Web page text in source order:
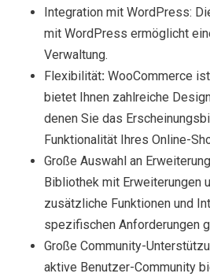
Integration mit WordPress:
mit WordPress ermöglicht
Verwaltung.
Flexibilität: WooCommerce
bietet Ihnen zahlreiche
denen Sie das
Funktionalität Ihres Online-
Große Auswahl an
Bibliothek mit Erweiterungen
zusätzliche Funktionen und
spezifischen Anforderungen
Große Community-
aktive Benutzer-Community